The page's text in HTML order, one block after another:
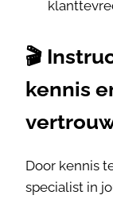
🎬
kennis
Door kennis
specialist in